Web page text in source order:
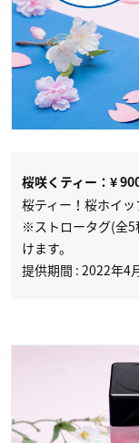
桜咲くティー：¥
桜ティー！桜ホイ
※ストロータグ(全5
けます。
提供期間 : 2022年4